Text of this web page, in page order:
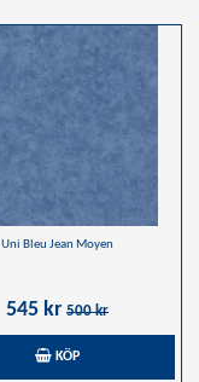
Uni Bleu Jean Moyen
545 kr 500 kr
KÖP